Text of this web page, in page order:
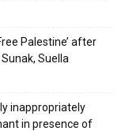
Palestine’ after
Suella
inappropriately
in presence of